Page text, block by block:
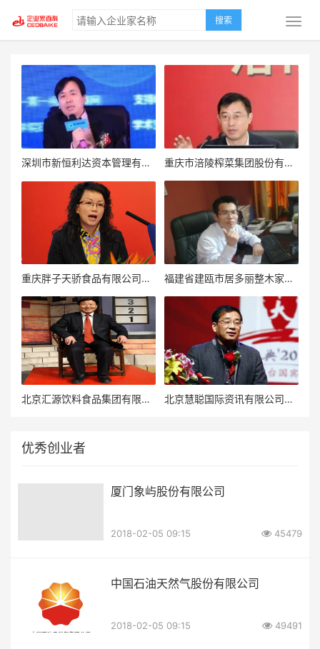
搜索
深圳市新恒利达资本管理有限公司董事长兼总裁贾君新 重庆市涪陵榨菜集团股份有限公司董事长周斌全
重庆胖子天骄食品有限公司总经理周开容 福建省建瓯市居多丽整木家居有限公司营销总监马龙图
北京汇源饮料食品集团有限公司董事长朱新礼 北京慧聪国际资讯有限公司董事局主席郭凡生
优秀创业者
厦门象屿股份有限公司
2018-02-05 09:15 45479
中国石油天然气股份有限公司
2018-02-05 09:15 49491